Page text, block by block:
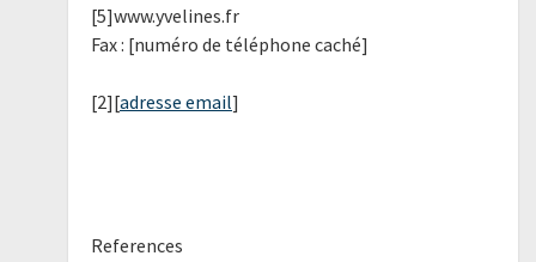
[5]www.yvelines.fr
Fax : [numéro de téléphone caché]
[2][adresse email]
References